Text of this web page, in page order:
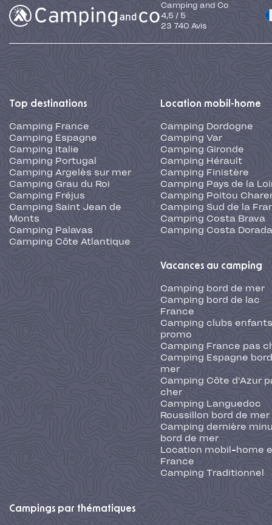
Camping and Co
4,5 / 5
23 740 Avis
Top destinations
Camping France
Camping Espagne
Camping Italie
Camping Portugal
Camping Argelès sur mer
Camping Grau du Roi
Camping Fréjus
Camping Saint Jean de
Monts
Camping Palavas
Camping Côte Atlantique
Location mobil-home
Camping Dordogne
Camping Var
Camping Gironde
Camping Hérault
Camping Finistère
Camping Pays de la
Camping Poitou
Camping Sud de la
Camping Costa Brava
Camping Costa Dorada
Vacances au camping
Camping bord de mer
Camping bord de lac
France
Camping clubs
promo
Camping France pas
Camping Espagne
mer
Camping Côte d'Azur
cher
Camping Languedoc
Roussillon bord de mer
Camping dernière
bord de mer
Location mobil-home
France
Camping Traditionnel
Campings par thématiques